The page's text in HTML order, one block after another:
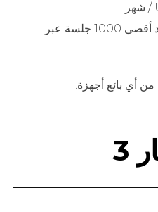
يتضمن الترخيص خادما واحدا بحد أقصى 1000 جلسة عبر
أي بائع أجهزة.
3